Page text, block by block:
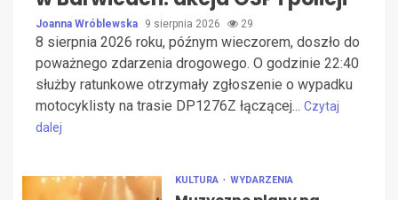
Joanna Wróblewska 9 sierpnia 2026 29
8 sierpnia 2026 roku, późnym wieczorem, doszło do
poważnego zdarzenia drogowego. O godzinie 22:40
służby ratunkowe otrzymały zgłoszenie o wypadku
motocyklisty na trasie DP1276Z łączącej... Czytaj
dalej
KULTURA WYDARZENIA